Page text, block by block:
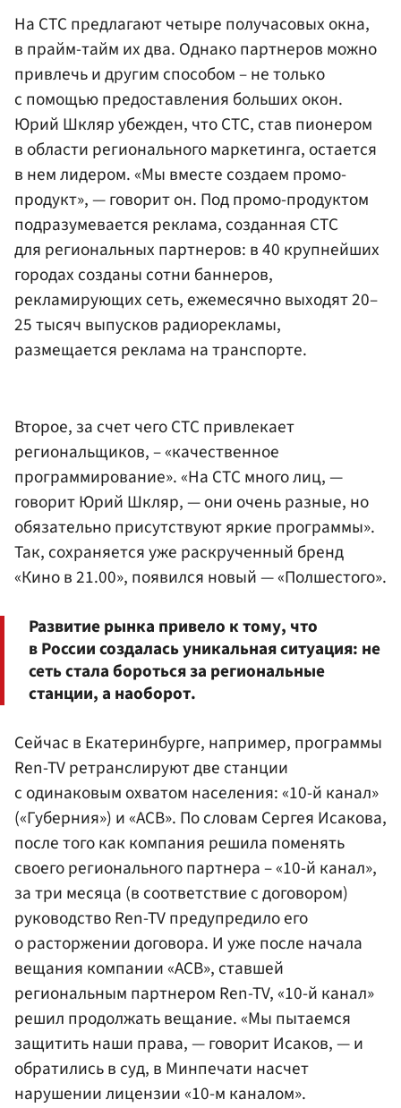
На СТС предлагают четыре получасовых окна,
в прайм-тайм их два. Однако партнеров можно
привлечь и другим способом – не только
с помощью предоставления больших окон.
Юрий Шкляр убежден, что СТС, став пионером
в области регионального маркетинга, остается
в нем лидером. «Мы вместе создаем промо-
продукт», — говорит он. Под промо-продуктом
подразумевается реклама, созданная СТС
для региональных партнеров: в 40 крупнейших
городах созданы сотни баннеров,
рекламирующих сеть, ежемесячно выходят 20–
25 тысяч выпусков радиорекламы,
размещается реклама на транспорте.
Второе, за счет чего СТС привлекает
региональщиков, – «качественное
программирование». «На СТС много лиц, —
говорит Юрий Шкляр, — они очень разные, но
обязательно присутствуют яркие программы».
Так, сохраняется уже раскрученный бренд
«Кино в 21.00», появился новый — «Полшестого».
Развитие рынка привело к тому, что
в России создалась уникальная ситуация: не
сеть стала бороться за региональные
станции, а наоборот.
Сейчас в Екатеринбурге, например, программы
Ren-TV ретранслируют две станции
с одинаковым охватом населения: «10-й канал»
(«Губерния») и «АСВ». По словам Сергея Исакова,
после того как компания решила поменять
своего регионального партнера – «10-й канал»,
за три месяца (в соответствие с договором)
руководство Ren-TV предупредило его
о расторжении договора. И уже после начала
вещания компании «АСВ», ставшей
региональным партнером Ren-TV, «10-й канал»
решил продолжать вещание. «Мы пытаемся
защитить наши права, — говорит Исаков, — и
обратились в суд, в Минпечати насчет
нарушении лицензии «10-м каналом».